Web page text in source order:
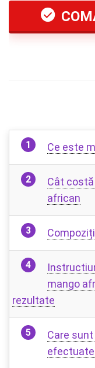
Ce este
Cât
african
mango
rezultate
Care